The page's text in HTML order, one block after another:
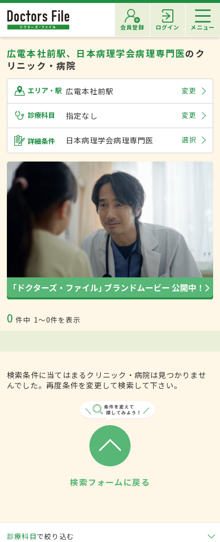
会員登録 ログイン メニュー
広電本社前駅、日本病理学会病理専門医のク
リニック・病院
エリア・駅 広電本社前駅 変更
診療科目 指定なし 変更
詳細条件 日本病理学会病理専門医 選択
0 件中 1〜0件を表示
検索条件に当てはまるクリニック・病院は見つかりませ
んでした。再度条件を変更して検索して下さい。
検索フォームに戻る
診療科目で絞り込む